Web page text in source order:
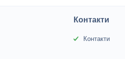
Контакти
Контакти